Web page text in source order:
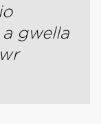
gwella